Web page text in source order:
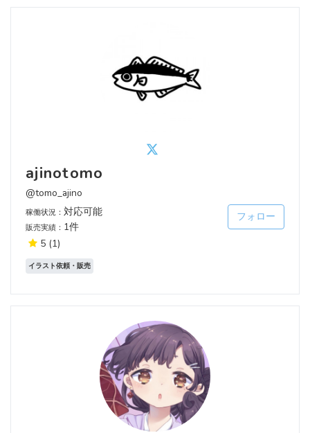
ajinotomo
@tomo_ajino
稼働状況： 対応可能
販売実績： 1件
5 (1)
フォロー
イラスト依頼・販売